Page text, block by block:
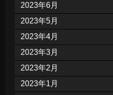
2023年6月
2023年5月
2023年4月
2023年3月
2023年2月
2023年1月